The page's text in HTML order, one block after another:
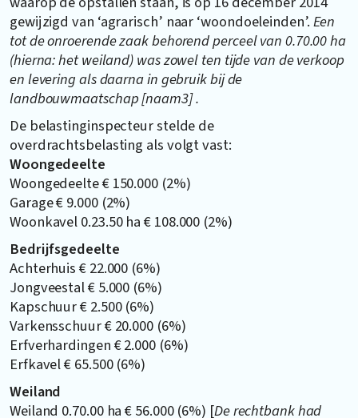
gewijzigd van ‘agrarisch’ naar ‘woondoeleinden’.Een
tot de onroerende zaak behorend perceel van 0.70.00 ha
(hierna: het weiland) was zowel ten tijde van de verkoop
en levering als daarna in gebruik bij de
landbouwmaatschap [naam3] .
De belastinginspecteur stelde de
overdrachtsbelasting als volgt vast:
Woongedeelte
Woongedeelte € 150.000 (2%)
Garage € 9.000 (2%)
Woonkavel 0.23.50 ha € 108.000 (2%)
Bedrijfsgedeelte
Achterhuis € 22.000 (6%)
Jongveestal € 5.000 (6%)
Kapschuur € 2.500 (6%)
Varkensschuur € 20.000 (6%)
Erfverhardingen € 2.000 (6%)
Erfkavel € 65.500 (6%)
Weiland
Weiland 0.70.00 ha € 56.000 (6%) [De rechtbank had